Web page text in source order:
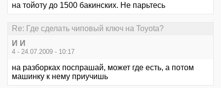
на тойоту до 1500 бакинских. Не парьтесь
Re: Где сделать чиповый ключ на Toyota?
И И
4 - 24.07.2009 - 10:17
на разборках поспрашай, может где есть, а потом
машинку к нему приучишь